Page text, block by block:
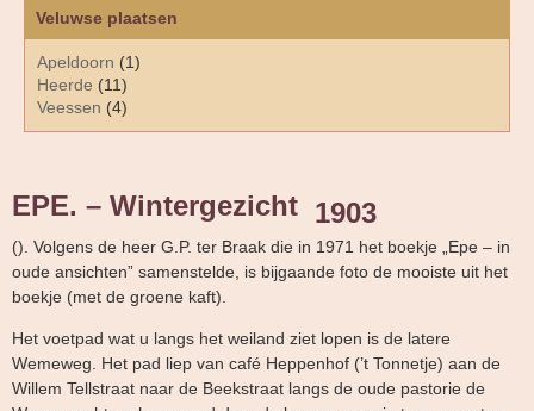
Veluwse plaatsen
Apeldoorn (1)
Heerde (11)
Veessen (4)
EPE. – Wintergezicht 1903
(). Volgens de heer G.P. ter Braak die in 1971 het boekje „Epe – in
oude ansichten” samenstelde, is bijgaande foto de mooiste uit het
boekje (met de groene kaft).
Het voetpad wat u langs het weiland ziet lopen is de latere
Wemeweg. Het pad liep van café Heppenhof (’t Tonnetje) aan de
Willem Tellstraat naar de Beekstraat langs de oude pastorie de